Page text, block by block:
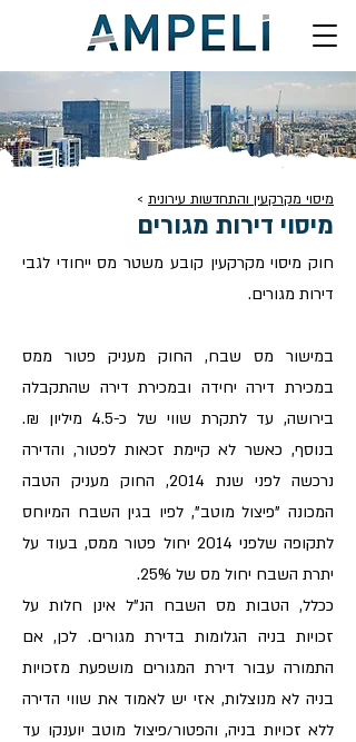
מיסוי מקרקעין והתחדשות עירונית >
מיסוי דירות מגורים
חוק מיסוי מקרקעין קובע משטר מס ייחודי לגבי
דירות מגורים.
במישור מס שבח, החוק מעניק פטור ממס
במכירת דירה יחידה ובמכירת דירה שהתקבלה
בירושה, עד לתקרת שווי של כ-4.5 מיליון ₪.
בנוסף, כאשר לא קיימת זכאות לפטור, והדירה
נרכשה לפני שנת 2014, החוק מעניק הטבה
המכונה "פיצול מוטב", לפיו בגין השבח המיוחס
לתקופה שלפני 2014 יחול פטור ממס, בעוד על
יתרת השבח יחול מס של 25%.
ככלל, הטבות מס השבח הנ"ל אינן חלות על
זכויות בניה הגלומות בדירת מגורים. לכן, אם
התמורה עבור דירת המגורים מושפעת מזכויות
בניה לא מנוצלות, אזי יש לאמוד את שווי הדירה
ללא זכויות בניה, והפטור/פיצול מוטב יוענקו עד